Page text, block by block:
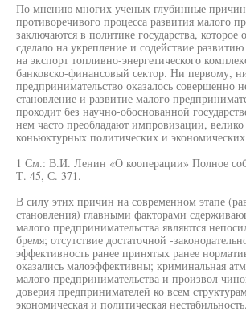
По мнению многих ученых глубинные
противоречивого процесса развития малого
заключаются в политике государства, которое
сделало на укрепление и содействие
на экспорт топливно-энергетического
банковско-финансовый сектор. Ни первому,
предпринимательство оказалось
становление и развитие малого
проходит без научно-обоснованной
нем часто преобладают импровизации,
коньюктурных политических и
1 См.: В.И. Ленин «О кооперации» Полное
Т. 45, С. 371.
В силу этих причин на современном этапе
становления) главными факторами
малого предпринимательства являются
бремя; отсутствие достаточной -
эффективность ранее принятых ранее
оказались малоэффективны; криминальная
малого предпринимательства и произвол
доверия предпринимателей ко всем
экономическая и политическая нестабильность.